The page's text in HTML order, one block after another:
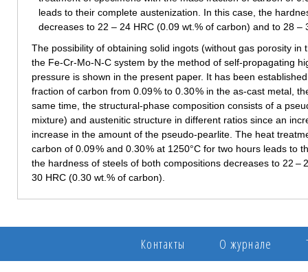
The possibility of obtaining solid ingots (without gas porosity
the Fe-Cr-Mo-N-C system by the method of self-propagating
pressure is shown in the present paper. It has been
fraction of carbon from 0.09 % to 0.30 % in the as-cast metal,
same time, the structural-phase composition consists of a
mixture) and austenitic structure in different ratios since an
increase in the amount of the pseudo-pearlite. The heat
carbon of 0.09 % and 0.30 % at 1250°C for two hours leads to
the hardness of steels of both compositions decreases to 22 –
30 HRC (0.30 wt.% of carbon).
Контакты О журнале